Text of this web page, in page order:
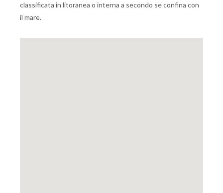
classificata in litoranea o interna a secondo se confina con
il mare.